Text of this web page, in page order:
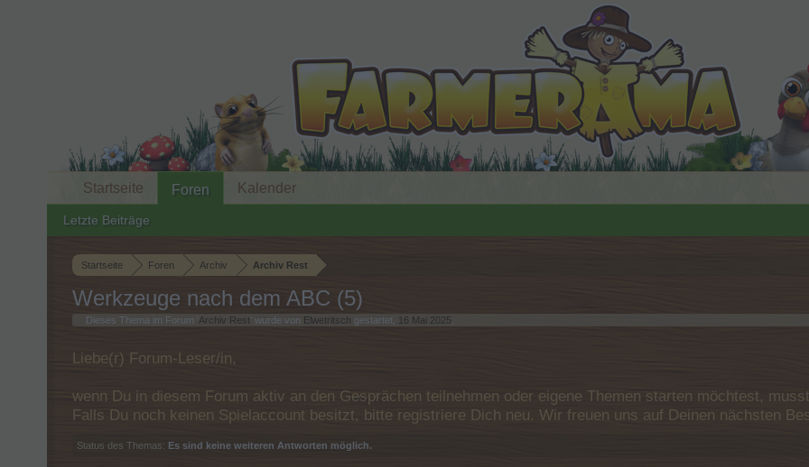
Startseite Foren Archiv Archiv Rest
Werkzeuge nach dem ABC (5)
Dieses Thema im Forum ' Archiv Rest ' wurde von Elwetritsch gestartet, 16 Mai 2025
Liebe(r) Forum-Leser/in,
wenn Du in diesem Forum aktiv an den Gesprächen teilnehmen oder eigene Themen starten möchtest,
Falls Du noch keinen Spielaccount besitzt, bitte registriere Dich neu. Wir freuen uns auf Deinen nächsten
Status des Themas: Es sind keine weiteren Antworten möglich.
Startseite Foren
Letzte Beiträge
Kalender